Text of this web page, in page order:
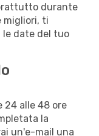
durante
migliori, ti
le date del tuo
24 alle 48 ore
la
un'e-mail una